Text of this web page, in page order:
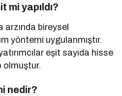
mi yapıldı?
arzında bireysel
yöntemi uygulanmıştır.
eşit sayıda hisse
olmuştur.
nedir?